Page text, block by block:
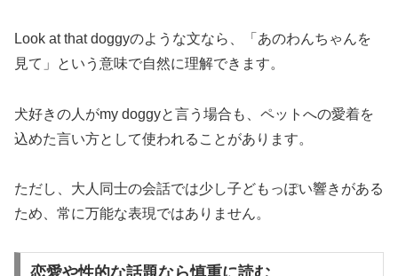
Look at that doggyのような文なら、「あのわんちゃんを
見て」という意味で自然に理解できます。
犬好きの人がmy doggyと言う場合も、ペットへの愛着を
込めた言い方として使われることがあります。
ただし、大人同士の会話では少し子どもっぽい響きがある
ため、常に万能な表現ではありません。
恋愛や性的な話題なら慎重に読む